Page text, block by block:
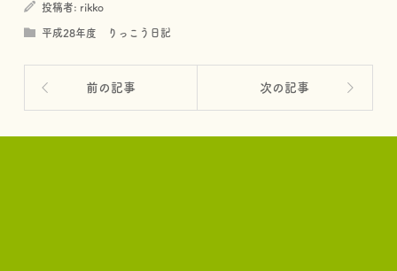
投稿者: rikko
平成28年度 りっこう日記
前の記事 次の記事